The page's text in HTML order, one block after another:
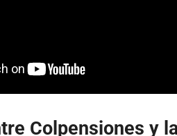
Colpensiones y